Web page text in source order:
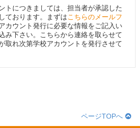
トにつきましては、担当者が承認した
ております。まずはこちらのメールフ
カウント発行に必要な情報をご記入い
み下さい。こちらから連絡を取らせて
取れ次第学校アカウントを発行させて
ページTOPへ